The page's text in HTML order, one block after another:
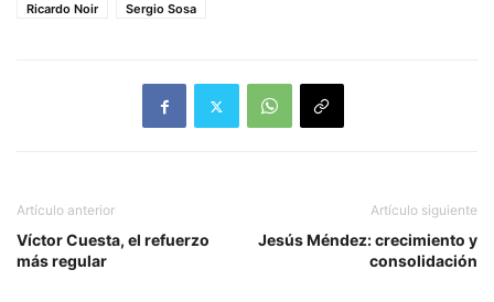
Ricardo Noir
Sergio Sosa
Artículo anterior
Víctor Cuesta, el refuerzo
más regular
Artículo siguiente
Jesús Méndez: crecimiento y
consolidación